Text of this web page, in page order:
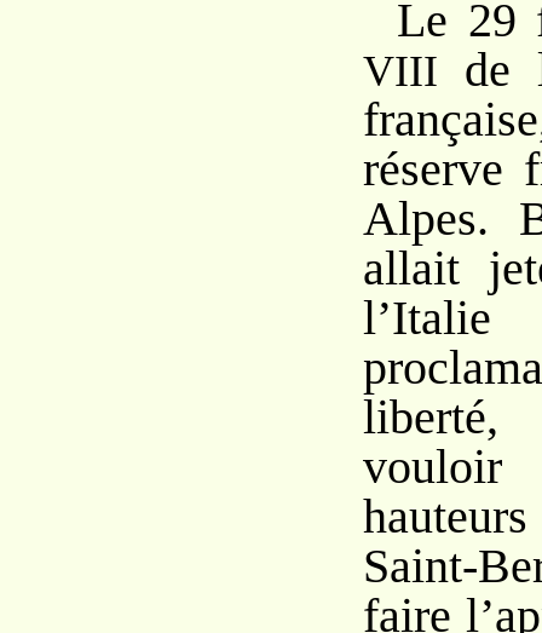
Le 29
VIII de
réserve
Alpes.
allait
vouloir
Saint-
faire